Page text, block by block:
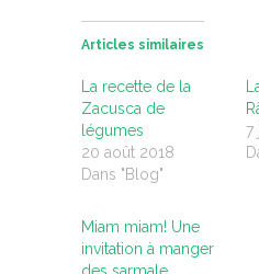
z
p
u
r
p
r
t
a
g
u
r
T
w
z
p
u
r
t
a
u
F
Articles similaires
La recette de la
Zacusca de
légumes
20 août 2018
Dans "Blog"
7
Miam miam! Une
invitation à manger